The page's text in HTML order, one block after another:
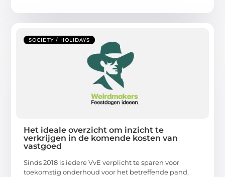
SOCIETY / HOLIDAYS
Het ideale overzicht om inzicht te
verkrijgen in de komende kosten van
vastgoed
Sinds 2018 is iedere VvE verplicht te sparen voor
toekomstig onderhoud voor het betreffende pand,